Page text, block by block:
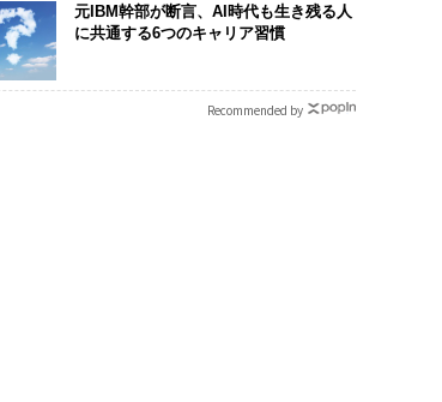
元IBM幹部が断言、AI時代も生き残る人
に共通する6つのキャリア習慣
Recommended by